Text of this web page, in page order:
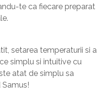
te ca fiecare preparat
setarea temperaturii si a
simplu si intuitive cu
atat de simplu sa